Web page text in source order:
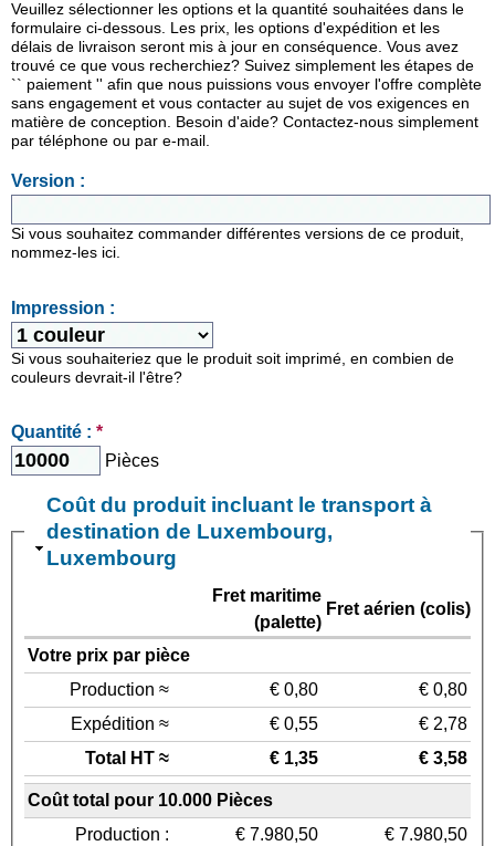
Veuillez sélectionner les options et la quantité souhaitées dans le
formulaire ci-dessous. Les prix, les options d'expédition et les
délais de livraison seront mis à jour en conséquence. Vous avez
trouvé ce que vous recherchiez? Suivez simplement les étapes de
`` paiement '' afin que nous puissions vous envoyer l'offre complète
sans engagement et vous contacter au sujet de vos exigences en
matière de conception. Besoin d'aide? Contactez-nous simplement
par téléphone ou par e-mail.
Version :
Si vous souhaitez commander différentes versions de ce produit,
nommez-les ici.
Impression :
Si vous souhaiteriez que le produit soit imprimé, en combien de
couleurs devrait-il l'être?
Quantité : *
Pièces
Coût du produit incluant le transport à
destination de Luxembourg,
Luxembourg
Fret maritime
(palette)
Fret aérien (colis)
Votre prix par pièce
Production ≈
€ 0,80
€ 0,80
Expédition ≈
€ 0,55
€ 2,78
Total HT ≈
€ 1,35 € 3,58
Coût total pour 10.000 Pièces
Production :
€ 7.980,50
€ 7.980,50